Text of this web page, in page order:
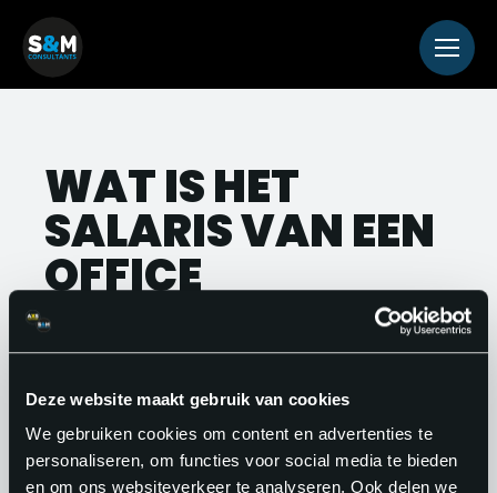
Deze website maakt gebruik van cookies
We gebruiken cookies om content en advertenties te
personaliseren, om functies voor social media te bieden
en om ons websiteverkeer te analyseren. Ook delen we
WAT IS HET
SALARIS VAN EEN
OFFICE
MANAGER?
op basis van een 40-urige werkweek,
tussen de €2.600 en €4.500 bruto per
maand. Het exacte bedrag is afhankelijk